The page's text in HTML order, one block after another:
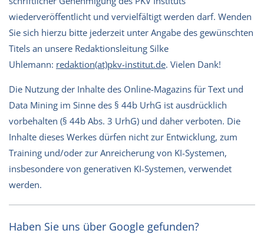
wiederveröffentlicht und vervielfältigt werden darf. Wenden
Sie sich hierzu bitte jederzeit unter Angabe des gewünschten
Titels an unsere Redaktionsleitung Silke
Uhlemann: redaktion(at)pkv-institut.de. Vielen Dank!
Die Nutzung der Inhalte des Online-Magazins für Text und
Data Mining im Sinne des § 44b UrhG ist ausdrücklich
vorbehalten (§ 44b Abs. 3 UrhG) und daher verboten. Die
Inhalte dieses Werkes dürfen nicht zur Entwicklung, zum
Training und/oder zur Anreicherung von KI-Systemen,
insbesondere von generativen KI-Systemen, verwendet
werden.
Haben Sie uns über Google gefunden?